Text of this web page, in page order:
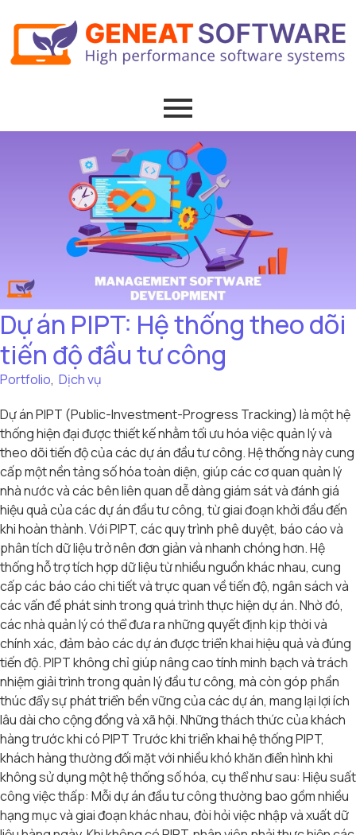
Dự án PIPT: Hệ thống theo dõi
tiến độ đầu tư công
Portfolio, Dịch vụ
Dự án PIPT (Public-Investment-Progress Tracking) là một hệ
thống hiện đại được thiết kế nhằm tối ưu hóa việc quản lý và
theo dõi tiến độ của các dự án đầu tư công. Hệ thống này cung
cấp một nền tảng số hóa toàn diện, giúp các cơ quan quản lý
nhà nước và các bên liên quan dễ dàng giám sát và đánh giá
hiệu quả của các dự án đầu tư công, từ giai đoạn khởi đầu đến
khi hoàn thành. Với PIPT, các quy trình phê duyệt, báo cáo và
phân tích dữ liệu trở nên đơn giản và nhanh chóng hơn. Hệ
thống hỗ trợ tích hợp dữ liệu từ nhiều nguồn khác nhau, cung
cấp các báo cáo chi tiết và trực quan về tiến độ, ngân sách và
các vấn đề phát sinh trong quá trình thực hiện dự án. Nhờ đó,
các nhà quản lý có thể đưa ra những quyết định kịp thời và
chính xác, đảm bảo các dự án được triển khai hiệu quả và đúng
tiến độ. PIPT không chỉ giúp nâng cao tính minh bạch và trách
nhiệm giải trình trong quản lý đầu tư công, mà còn góp phần
thúc đẩy sự phát triển bền vững của các dự án, mang lại lợi ích
lâu dài cho cộng đồng và xã hội. Những thách thức của khách
hàng trước khi có PIPT Trước khi triển khai hệ thống PIPT,
khách hàng thường đối mặt với nhiều khó khăn điển hình khi
không sử dụng một hệ thống số hóa, cụ thể như sau: Hiệu suất
công việc thấp: Mỗi dự án đầu tư công thường bao gồm nhiều
hạng mục và giai đoạn khác nhau, đòi hỏi việc nhập và xuất dữ